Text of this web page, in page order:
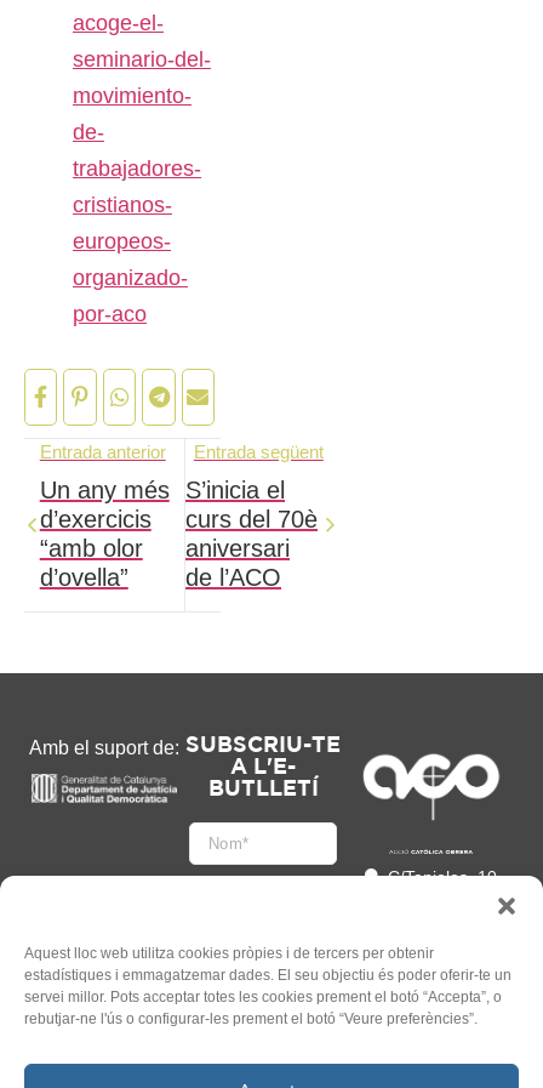
Aquest lloc web utilitza cookies pròpies i de tercers per obtenir
estadístiques i emmagatzemar dades. El seu objectiu és poder oferir-te un
servei millor. Pots acceptar totes les cookies prement el botó “Accepta”, o
rebutjar-ne l'ús o configurar-les prement el botó “Veure preferències”.
acoge-el-
seminario-del-
movimiento-
de-
trabajadores-
cristianos-
europeos-
organizado-
por-aco
Entrada anterior
Un any més
d’exercicis
“amb olor
d’ovella”
Entrada següent
S’inicia el
curs del 70è
aniversari
de l’ACO
Amb el suport de: SUBSCRIU-TE
A L'E-
BUTLLETÍ
Accepto
l'Informació legal
C/Tapioles, 10
93 505 86 86
hola@acocat.org